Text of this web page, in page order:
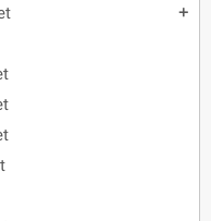
add